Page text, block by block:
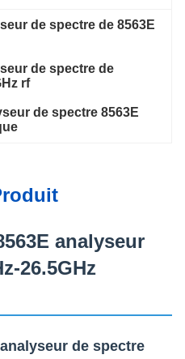
de spectre de 8563E
de spectre de
rf
de spectre 8563E
analyseur
26.5GHz
de spectre